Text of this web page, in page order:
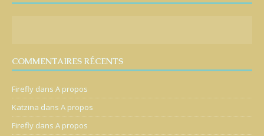
COMMENTAIRES RÉCENTS
Firefly dans A propos
Katzina dans A propos
Firefly dans A propos